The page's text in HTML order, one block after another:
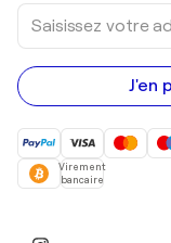
Saisissez
votre
adresse
e-
mail
J'en
Virement
bancaire